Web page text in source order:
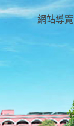
網站導覽